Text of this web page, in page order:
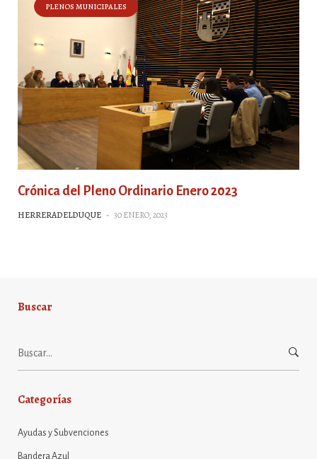
PLENOS MUNICIPALES
Crónica del Pleno Ordinario Enero 2023
HERRERADELDUQUE - 30 ENERO, 2023
Buscar
Categorías
Ayudas y Subvenciones
Bandera Azul